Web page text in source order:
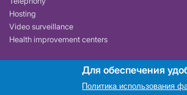
Hosting
Video surveillance
Health improvement centers
RUE "Beltelecom"
Для обеспечения
Политика использования